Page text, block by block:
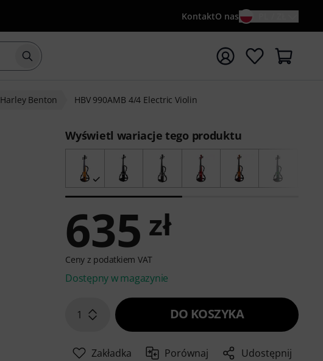
KontaktO nas
Rozpocznij wyszukiwanie od słowa kluczowego {searchTerm}
Harley Benton HBV 990AMB 4/4 Electric Violin
Wyświetl wariacje tego produktu
635 zł
Ceny z podatkiem VAT
Dostępny w magazynie
1 DO KOSZYKA
Zakładka Porównaj Udostępnij